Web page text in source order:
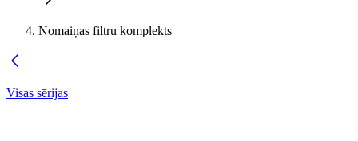
Nomaiņas filtru komplekts
Visas sērijas